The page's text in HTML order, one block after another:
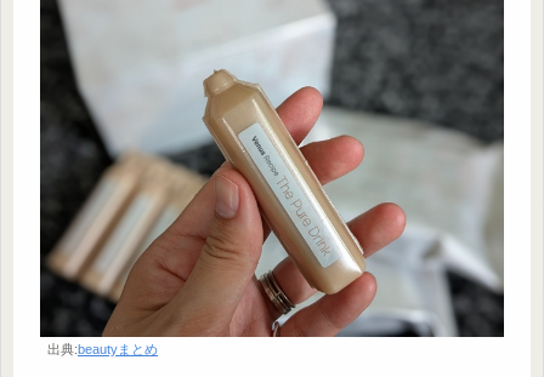
出典:beautyまとめ